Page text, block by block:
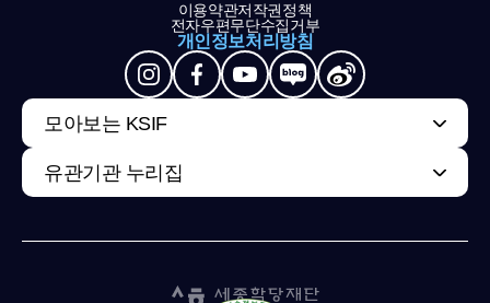
이용약관저작권정책
전자우편무단수집거부
개인정보처리방침
모아보는 KSIF
유관기관 누리집